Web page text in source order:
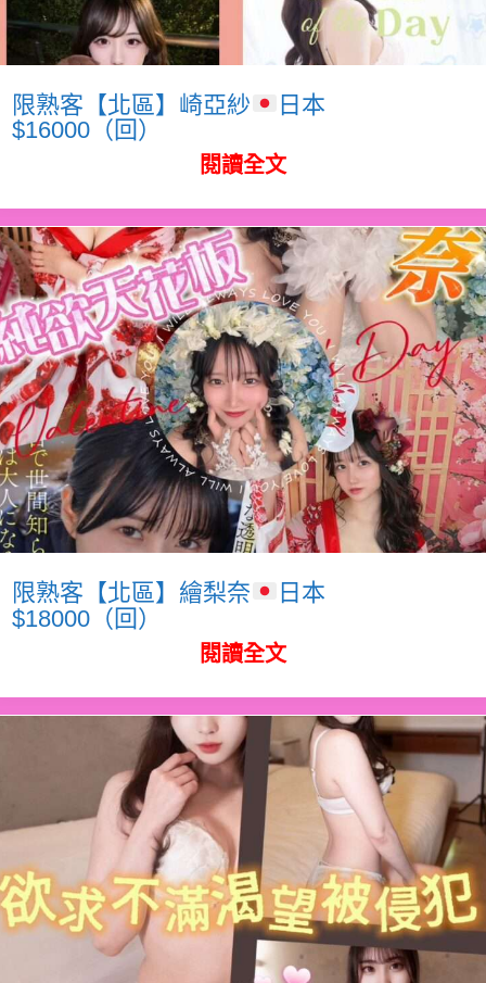
限熟客【北區】崎亞紗
日本
$16000（回）
閱讀全文
限熟客【北區】繪梨奈
日本
$18000（回）
閱讀全文